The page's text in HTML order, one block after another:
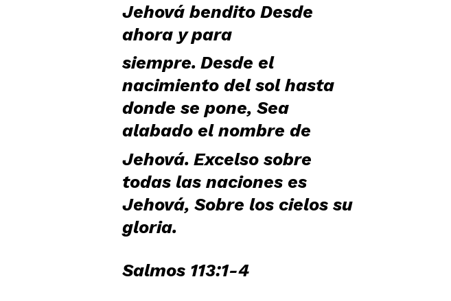
Jehová bendito Desde
ahora y para
siempre. Desde el
nacimiento del sol hasta
donde se pone, Sea
alabado el nombre de
Jehová. Excelso sobre
todas las naciones es
Jehová, Sobre los cielos su
gloria.
Salmos 113:1-4